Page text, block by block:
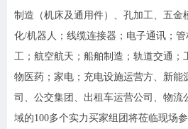
制造（机床及通用件）、孔加工、五金
化/机器人；线缆连接器；电子通讯；
工；航空航天；船舶制造；轨道交通；
物医药；家电；充电设施运营方、新能
司、公交集团、出租车运营公司、物流
域的100多个实力买家组团将莅临现场参